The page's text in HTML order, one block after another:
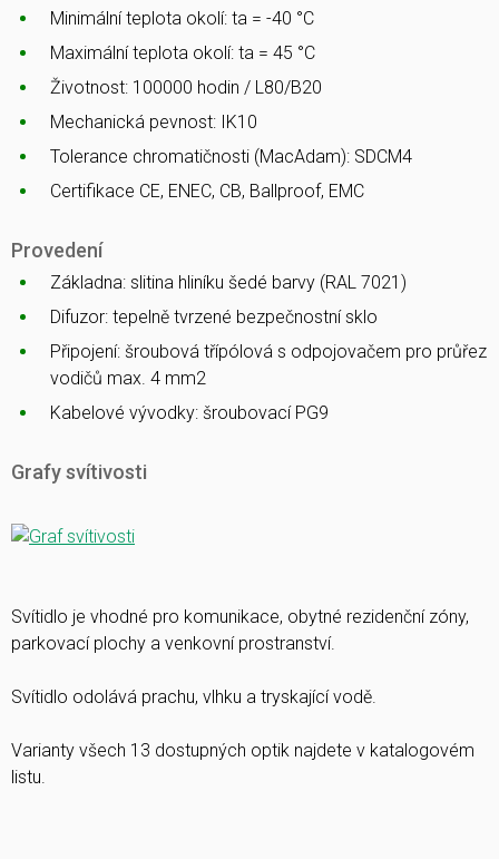
Minimální teplota okolí: ta = -40 °C
Maximální teplota okolí: ta = 45 °C
Životnost: 100000 hodin / L80/B20
Mechanická pevnost: IK10
Tolerance chromatičnosti (MacAdam): SDCM4
Certifikace CE, ENEC, CB, Ballproof, EMC
Provedení
Základna: slitina hliníku šedé barvy (RAL 7021)
Difuzor: tepelně tvrzené bezpečnostní sklo
Připojení: šroubová třípólová s odpojovačem pro průřez
vodičů max. 4 mm2
Kabelové vývodky: šroubovací PG9
Grafy svítivosti
Svítidlo je vhodné pro komunikace, obytné rezidenční zóny,
parkovací plochy a venkovní prostranství.
Svítidlo odolává prachu, vlhku a tryskající vodě.
Varianty všech 13 dostupných optik najdete v katalogovém
listu.